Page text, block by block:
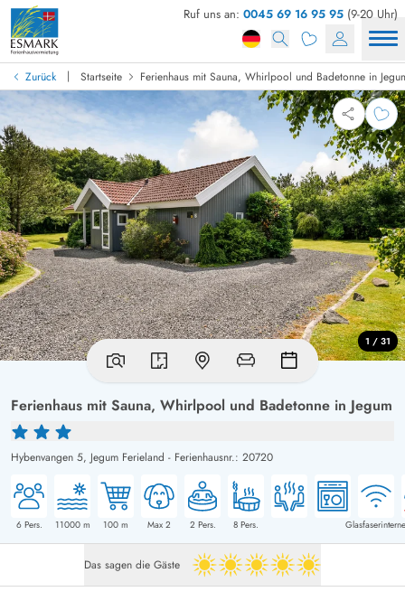
Ruf uns an: 0045 69 16 95 95 (9-20 Uhr)
Zurück | Startseite Ferienhaus mit Sauna, Whirlpool und Badetonne in
Ferienhaus mit Sauna, Whirlpool und Badetonne in Jegum
Hybenvangen 5, Jegum Ferieland - Ferienhausnr.: 20720
6Pers. 11000m 100 m Max 2 2 Pers. 8 Pers.
1 / 31
Das sagen die Gäste 5 von 5